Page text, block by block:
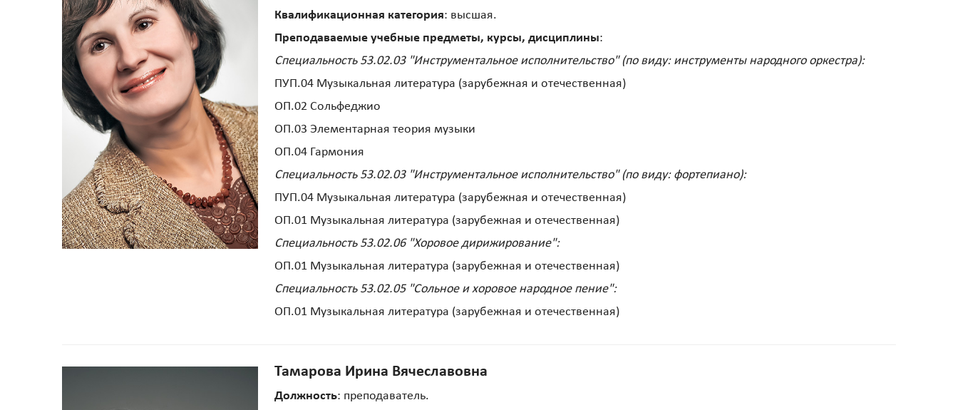
Квалификационная категория: высшая.
Преподаваемые учебные предметы, курсы, дисциплины:
Специальность 53.02.03 "Инструментальное исполнительство" (по виду: инструменты народного оркестра):
ПУП.04 Музыкальная литература (зарубежная и отечественная)
ОП.02 Сольфеджио
ОП.03 Элементарная теория музыки
ОП.04 Гармония
Специальность 53.02.03 "Инструментальное исполнительство" (по виду: фортепиано):
ПУП.04 Музыкальная литература (зарубежная и отечественная)
ОП.01 Музыкальная литература (зарубежная и отечественная)
Специальность 53.02.06 "Хоровое дирижирование":
ОП.01 Музыкальная литература (зарубежная и отечественная)
Специальность 53.02.05 "Сольное и хоровое народное пение":
ОП.01 Музыкальная литература (зарубежная и отечественная)
Тамарова Ирина Вячеславовна
Должность: преподаватель.